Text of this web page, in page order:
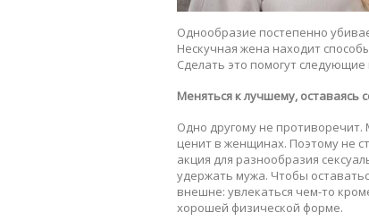
Однообразие постепенно
Нескучная жена находит
Сделать это помогут следующие
Меняться к лучшему, оставаясь
Одно другому не
ценит в женщинах. Поэтому не
акция для разнообразия
удержать мужа. Чтобы
внешне: увлекаться чем-то
хорошей физической форме.